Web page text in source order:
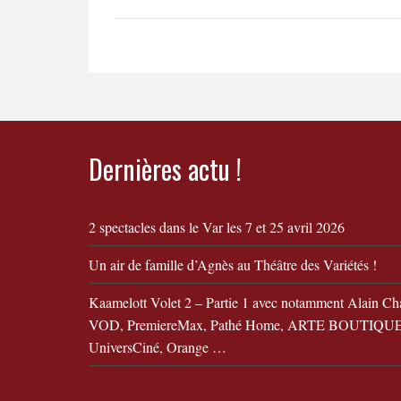
Dernières actu !
2 spectacles dans le Var les 7 et 25 avril 2026
Un air de famille d’Agnès au Théâtre des Variétés !
Kaamelott Volet 2 – Partie 1 avec notamment Alain
VOD, PremiereMax, Pathé Home, ARTE
UniversCiné, Orange …